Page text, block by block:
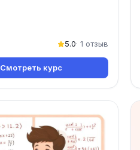
5.0· 1 отзыв
Смотреть курс